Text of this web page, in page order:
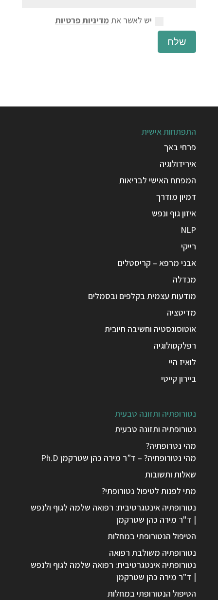
יש לאשר את מדיניות פרטיות
שלח
התפתחות אישית
פרחי באך
אירידולוגיה
המפתח האישי לבריאות
דמיון מודרך
איזון גוף ונפש
NLP
רייקי
אבני מרפא – קריסטלים
מנדלה
מודעות עצמית בקלפים ובסמלים
מדיטציה
אוטוסוגסטיה וחשיבה חיובית
רפלקסולוגיה
לואיז היי
ביירון קייטי
נטורופתיה ותזונה טבעית
נטורופתיה ותזונה טבעית
מהי נטרופתיה?
מהי נטורופתיה? – ד”ר מירה כהן שטרקמן Ph.D
שאלות ותשובות
מתי לפנות לטיפול נטורופתי?
נטורופתיה אינטגרטיבית: רפואה שלמה לגוף ולנפש
| ד"ר מירה כהן שטרקמן
הטיפול הנטורופתי במחלות
נטורופתיה משולבת רפואה
נטורופתיה אינטגרטיבית: רפואה שלמה לגוף ולנפש
| ד"ר מירה כהן שטרקמן
הטיפול הנטורופתי במחלות